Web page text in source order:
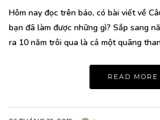
Hôm nay đọc trên báo, có bài viết về
bạn đã làm được những gì? Sắp sang
ra 10 năm trôi qua là cả một quãng
READ MORE